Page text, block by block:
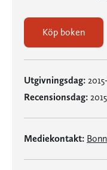
Köp boken
Utgivningsdag:
Recensionsdag:
Mediekontakt: